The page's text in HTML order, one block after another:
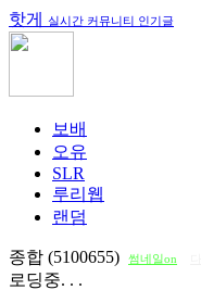
핫게 실시간 커뮤니티 인기글
보배
오유
SLR
루리웹
랜덤
종합 (5100655) 썸네일on
로딩중. . .